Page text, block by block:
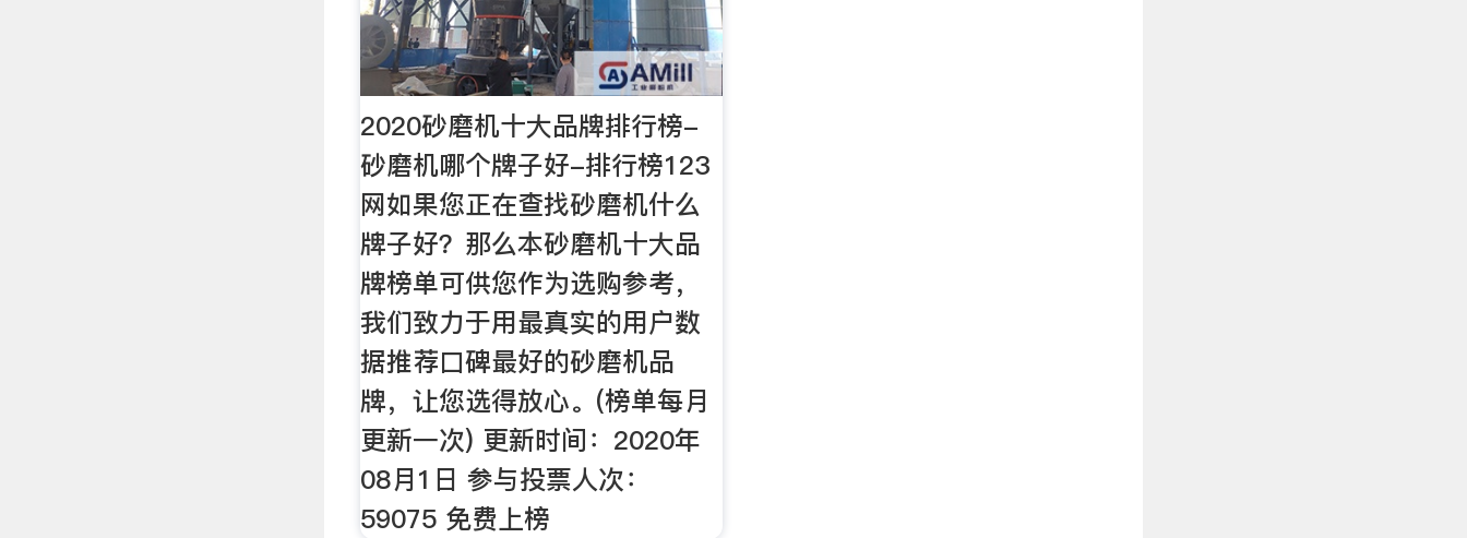
2020砂磨机十大品牌排行榜-
砂磨机哪个牌子好-排行榜123
网如果您正在查找砂磨机什么
牌子好？那么本砂磨机十大品
牌榜单可供您作为选购参考，
我们致力于用最真实的用户数
据推荐口碑最好的砂磨机品
牌，让您选得放心。(榜单每月
更新一次) 更新时间：2020年
08月1日 参与投票人次：
59075 免费上榜